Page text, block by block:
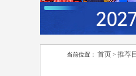
当前位置： 首页 > 推荐